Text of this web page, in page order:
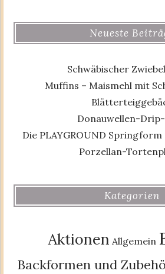
Neueste
Schwäbischer
Muffins – Maismehl mit
Donauwellen-
Die PLAYGROUND
Porzellan-
Kategorien
Aktionen Allgemein
Backformen und